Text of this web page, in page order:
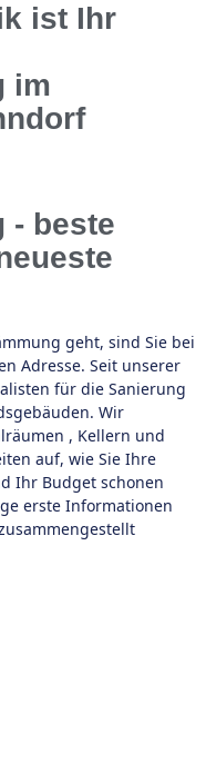
ist Ihr
im
- beste
geht, sind Sie bei
Adresse. Seit unserer
für die Sanierung
Wir
, Kellern und
auf, wie Sie Ihre
Ihr Budget schonen
erste Informationen